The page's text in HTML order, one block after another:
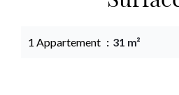
1 Appartement 31 m²